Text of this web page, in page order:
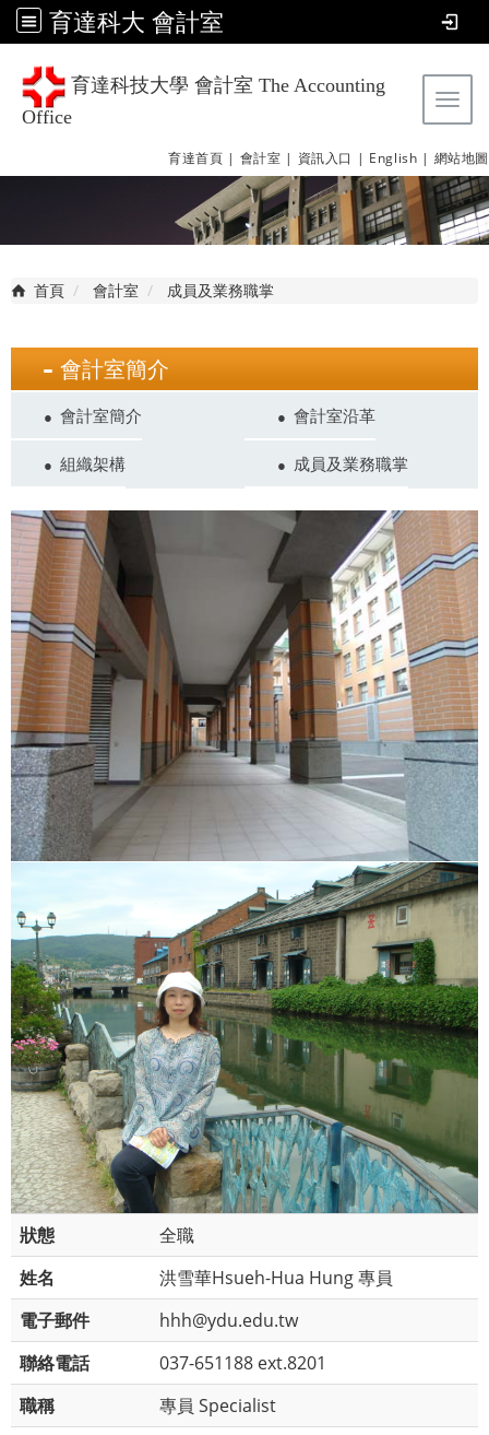
育達科大 會計室
育達科技大學 會計室 The Accounting
Office
育達首頁 | 會計室 | 資訊入口 | English | 網站地圖
首頁 會計室 成員及業務職掌
會計室簡介
會計室簡介 會計室沿革
組織架構 成員及業務職掌
狀態
全職
姓名
洪雪華Hsueh-Hua Hung 專員
電子郵件
hhh@ydu.edu.tw
聯絡電話
037-651188 ext.8201
職稱
專員 Specialist